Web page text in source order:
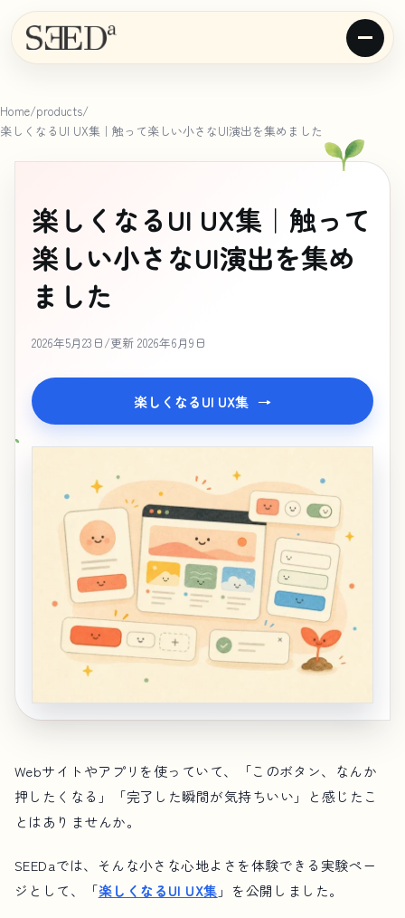
Home/products/
楽しくなるUI UX集｜触って楽しい小さなUI演出を集めました
楽しくなるUI UX集｜触って
楽しい小さなUI演出を集め
ました
2026年5月23日/更新 2026年6月9日
楽しくなるUI UX集
Webサイトやアプリを使っていて、「このボタン、なんか
押したくなる」「完了した瞬間が気持ちいい」と感じたこ
とはありませんか。
SEEDaでは、そんな小さな心地よさを体験できる実験ペー
ジとして、「楽しくなるUI UX集 」を公開しました。